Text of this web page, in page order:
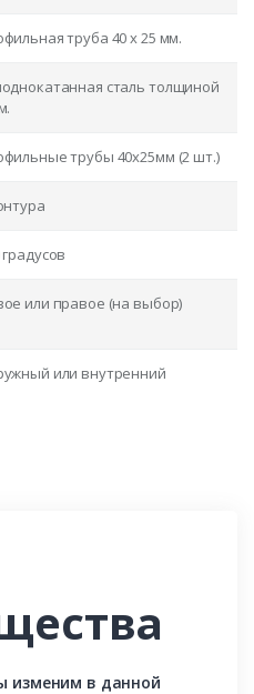
труба 40 х 25 мм.
сталь толщиной
трубы 40х25мм (2 шт.)
градусов
или правое (на выбор)
или внутренний
изменим в данной